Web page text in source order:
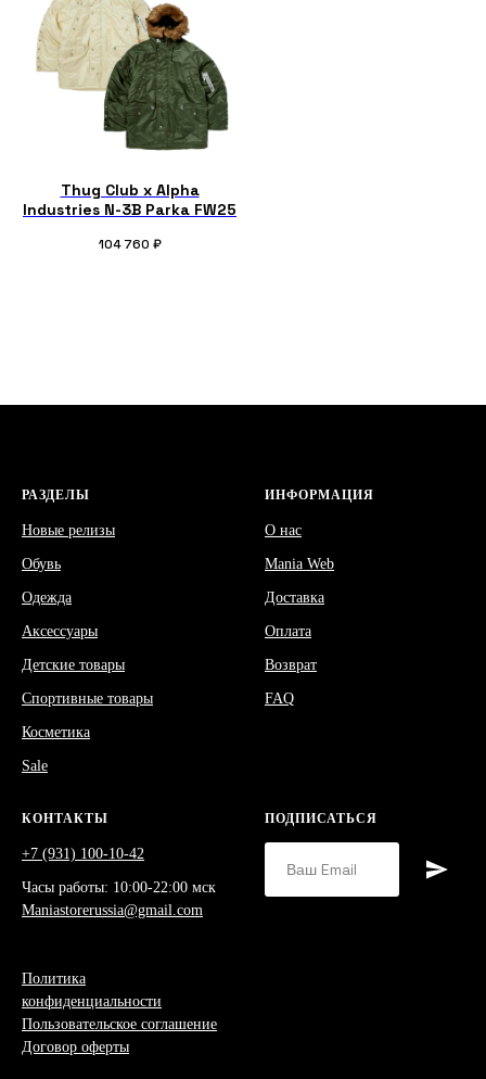
Thug Club x Alpha
Industries N-3B Parka FW25
104 760 ₽
РАЗДЕЛЫ
Новые релизы
Обувь
Одежда
Аксессуары
Детские товары
Спортивные товары
Косметика
Sale
ИНФОРМАЦИЯ
О нас
Mania Web
Доставка
Оплата
Возврат
FAQ
КОНТАКТЫ
+7 (931) 100-10-42
Часы работы: 10:00-22:00 мск
Maniastorerussia@gmail.com
Политика
конфиденциальности
Пользовательское соглашение
Договор оферты
ПОДПИСАТЬСЯ